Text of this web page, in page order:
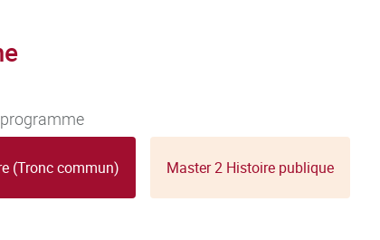
(Tronc commun) Master 2 Histoire publique